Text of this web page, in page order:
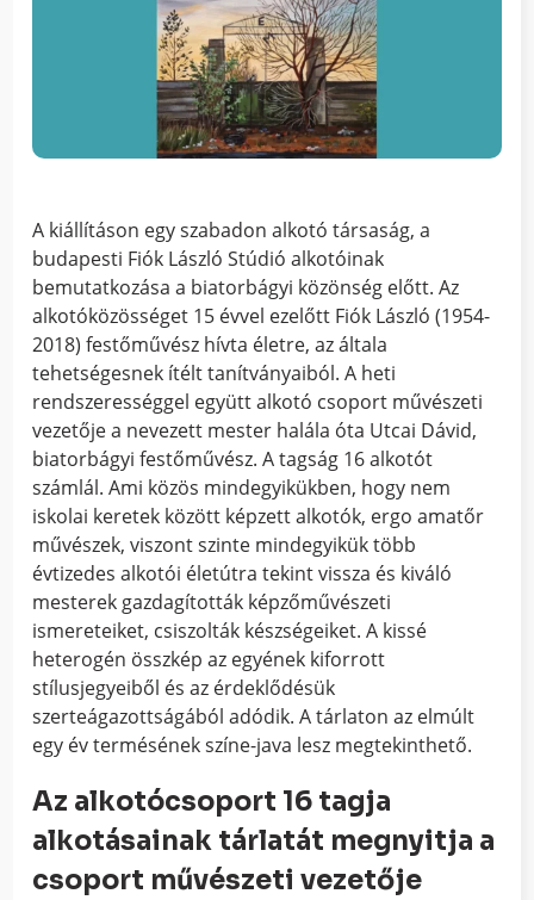
A kiállításon egy szabadon alkotó társaság, a
budapesti Fiók László Stúdió alkotóinak
bemutatkozása a biatorbágyi közönség előtt. Az
alkotóközösséget 15 évvel ezelőtt Fiók László (1954-
2018) festőművész hívta életre, az általa
tehetségesnek ítélt tanítványaiból. A heti
rendszerességgel együtt alkotó csoport művészeti
vezetője a nevezett mester halála óta Utcai Dávid,
biatorbágyi festőművész. A tagság 16 alkotót
számlál. Ami közös mindegyikükben, hogy nem
iskolai keretek között képzett alkotók, ergo amatőr
művészek, viszont szinte mindegyikük több
évtizedes alkotói életútra tekint vissza és kiváló
mesterek gazdagították képzőművészeti
ismereteiket, csiszolták készségeiket. A kissé
heterogén összkép az egyének kiforrott
stílusjegyeiből és az érdeklődésük
szerteágazottságából adódik. A tárlaton az elmúlt
egy év termésének színe-java lesz megtekinthető.
Az alkotócsoport 16 tagja
alkotásainak tárlatát megnyitja a
csoport művészeti vezetője